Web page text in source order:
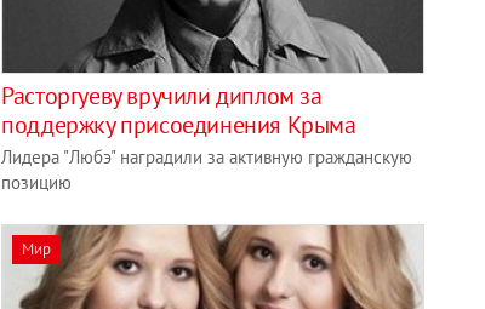
Расторгуеву вручили диплом за
поддержку присоединения Крыма
Лидера "Любэ" наградили за активную гражданскую
позицию
Мир